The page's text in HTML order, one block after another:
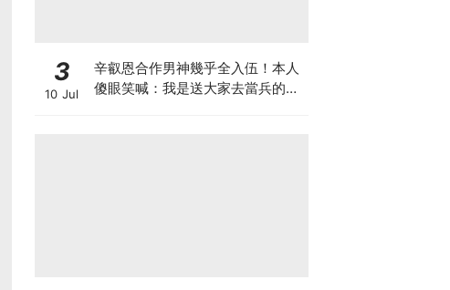
3
10 Jul
辛叡恩合作男神幾乎全入伍！本人
傻眼笑喊：我是送大家去當兵的人